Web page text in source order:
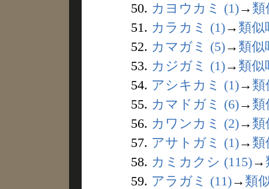
50. カヨウカミ (1)→ 類
51. カラカミ (1)→ 類似
52. カマガミ (5)→ 類似
53. カジガミ (1)→ 類似
54. アシキカミ (1)→ 類
55. カマドガミ (6)→ 類
56. カワンカミ (2)→ 類
57. アサトガミ (1)→ 類
58. カミカクシ (115)→
59. アラガミ (11)→ 類